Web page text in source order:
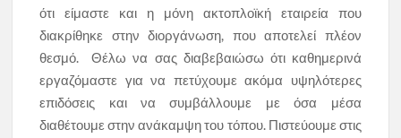
ότι είμαστε και η μόνη ακτοπλοϊκή εταιρεία που
διακρίθηκε στην διοργάνωση, που αποτελεί πλέον
θεσμό. Θέλω να σας διαβεβαιώσω ότι καθημερινά
εργαζόμαστε για να πετύχουμε ακόμα υψηλότερες
επιδόσεις και να συμβάλλουμε με όσα μέσα
διαθέτουμε στην ανάκαμψη του τόπου. Πιστεύουμε στις